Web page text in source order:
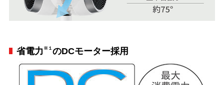
省電力 ※１ のDCモーター採用